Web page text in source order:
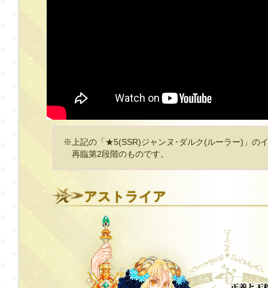
※上記の「★5(SSR)ジャンヌ･ダルク(ルーラー)」の
再臨第2段階のものです。
アストライア